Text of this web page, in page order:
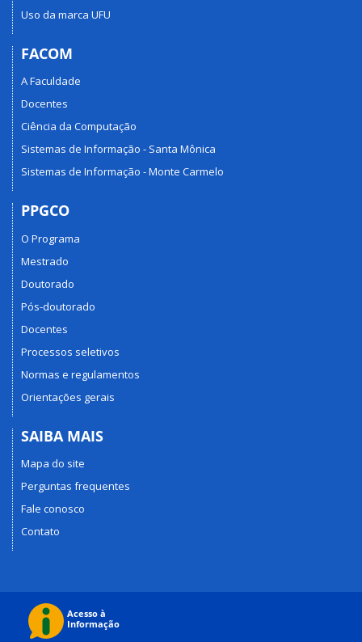
Uso da marca UFU
FACOM
A Faculdade
Docentes
Ciência da Computação
Sistemas de Informação - Santa Mônica
Sistemas de Informação - Monte Carmelo
PPGCO
O Programa
Mestrado
Doutorado
Pós-doutorado
Docentes
Processos seletivos
Normas e regulamentos
Orientações gerais
SAIBA MAIS
Mapa do site
Perguntas frequentes
Fale conosco
Contato